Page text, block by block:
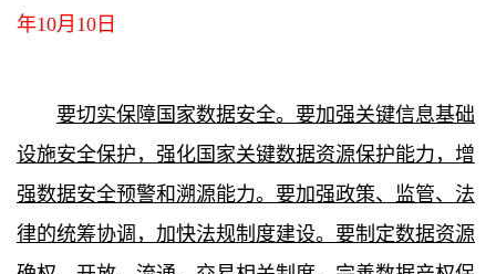
年10月10日
要切实保障国家数据安全。要加强关键信息基础
设施安全保护，强化国家关键数据资源保护能力，增
强数据安全预警和溯源能力。要加强政策、监管、法
律的统筹协调，加快法规制度建设。要制定数据资源